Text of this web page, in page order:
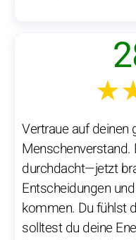
Vertraue auf deinen
Menschenverstand.
durchdacht—jetzt
Entscheidungen
kommen. Du fühlst
solltest du deine